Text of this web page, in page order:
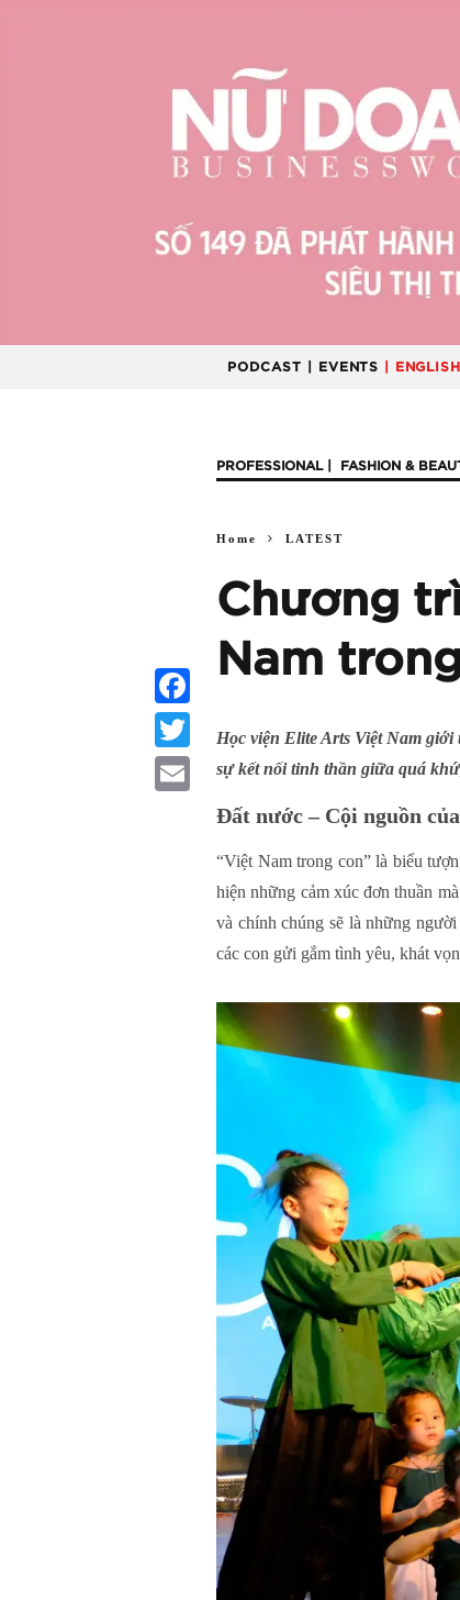
PODCAST | EVENTS | ENGLISH
PROFESSIONAL FASHION &
Home LATEST
Chương
Nam
Học viện Elite Arts Việt Nam
sự kết nối tinh thần giữa quá
Đất nước – Cội nguồn
“Việt Nam trong con” là biểu
hiện những cảm xúc đơn thuần
và chính chúng sẽ là những
các con gửi gắm tình yêu, khát
Facebook
Twitter